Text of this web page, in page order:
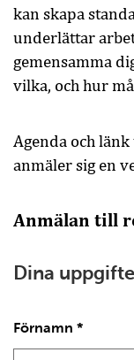
kan skapa
underlättar
gemensamma
vilka, och hur
Agenda och
anmäler sig en
Anmälan till
Dina
Förnamn *